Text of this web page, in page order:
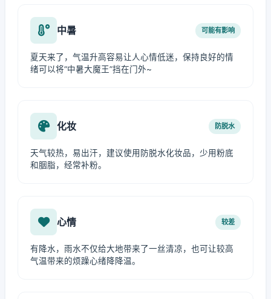
中暑 可能有影响
夏天来了，气温升高容易让人心情低迷，保持良好的情
绪可以将“中暑大魔王”挡在门外~
化妆 防脱水
天气较热，易出汗，建议使用防脱水化妆品，少用粉底
和胭脂，经常补粉。
心情 较差
有降水，雨水不仅给大地带来了一丝清凉，也可让较高
气温带来的烦躁心绪降降温。